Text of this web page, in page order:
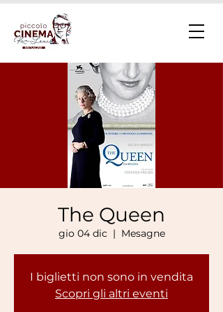
The Queen
gio 04 dic
  |
Mesagne
I biglietti non sono in vendita
Scopri gli altri eventi